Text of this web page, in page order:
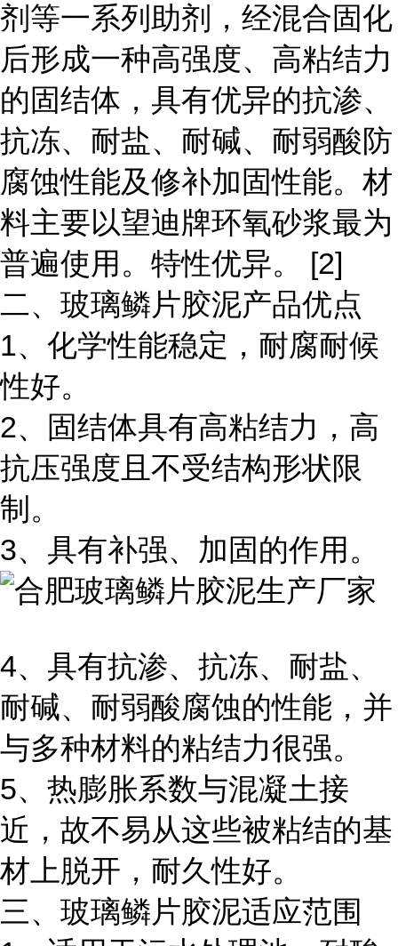
剂等一系列助剂，经混合固化
后形成一种高强度、高粘结力
的固结体，具有优异的抗渗、
抗冻、耐盐、耐碱、耐弱酸防
腐蚀性能及修补加固性能。材
料主要以望迪牌环氧砂浆最为
普遍使用。特性优异。 [2]
二、玻璃鳞片胶泥产品优点
1、化学性能稳定，耐腐耐候
性好。
2、固结体具有高粘结力，高
抗压强度且不受结构形状限
制。
3、具有补强、加固的作用。
4、具有抗渗、抗冻、耐盐、
耐碱、耐弱酸腐蚀的性能，并
与多种材料的粘结力很强。
5、热膨胀系数与混凝土接
近，故不易从这些被粘结的基
材上脱开，耐久性好。
三、玻璃鳞片胶泥适应范围